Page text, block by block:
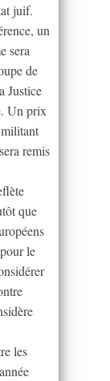
juif.
un
sera
de
Justice
Un prix
remis
que
le
les